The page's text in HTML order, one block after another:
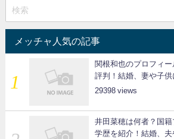
メッチャ人気の記事
関根和也のプロフィ
評判！結婚、妻や子供
29398
井田菜穂は何者？国籍
学歴を紹介！結婚、夫